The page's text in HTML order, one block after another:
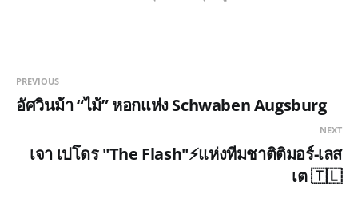
PREVIOUS
อัศวินม้า “ไม้” หอกแห่ง Schwaben Augsburg
NEXT
เจา เปโดร "The Flash"⚡แห่งทีมชาติติมอร์-เลส
เต 🇹🇱